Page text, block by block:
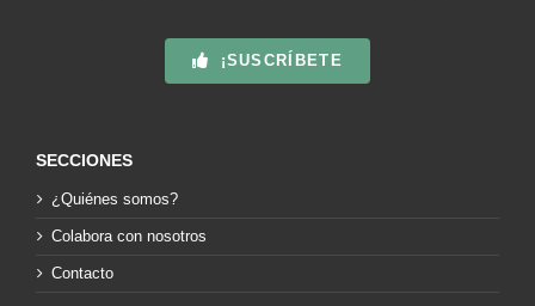
¡SUSCRÍBETE
SECCIONES
¿Quiénes somos?
Colabora con nosotros
Contacto